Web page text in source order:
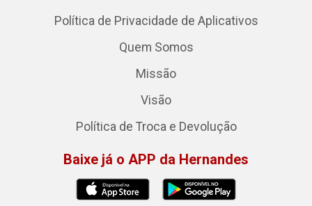
Política de Privacidade de Aplicativos
Quem Somos
Missão
Visão
Política de Troca e Devolução
Baixe já o APP da Hernandes